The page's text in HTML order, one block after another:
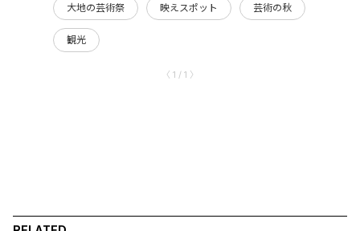
大地の芸術祭 映えスポット 芸術の秋
観光
〈 1 / 1 〉